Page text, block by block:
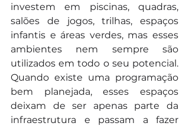
investem em piscinas, quadras,
salões de jogos, trilhas, espaços
infantis e áreas verdes, mas esses
ambientes nem sempre são
utilizados em todo o seu potencial.
Quando existe uma programação
bem planejada, esses espaços
deixam de ser apenas parte da
infraestrutura e passam a fazer